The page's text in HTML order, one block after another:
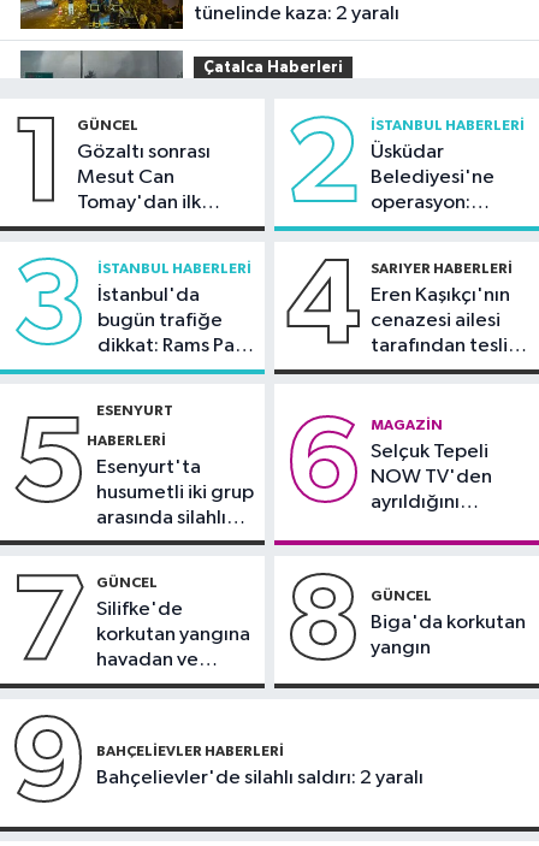
tünelinde kaza: 2 yaralı
Çatalca Haberleri
dorsesi yandı; alevler tarım arazisine
sıçradı
güçlendirecek"
20:28
Ünal, yarı finalde
için geri sayım başladı
1 GÜNCEL
Gözaltı sonrası
Mesut Can
Tomay'dan ilk
açıklama
2 İSTANBUL HABERLERI
Üsküdar
Belediyesi'ne
operasyon:
Sinem Dedetaş'a
3 İSTANBUL HABERLERI
İstanbul'da
bugün trafiğe
dikkat: Rams Park
çevresinde bazı
4 SARIYER HABERLERI
Eren Kaşıkçı'nın
cenazesi ailesi
tarafından teslim
alındı
5 ESENYURT
HABERLERI
Esenyurt'ta
husumetli iki grup
arasında silahlı
kavga
6 MAGAZIN
Selçuk Tepeli
NOW TV'den
ayrıldığını
7 GÜNCEL
Silifke'de
korkutan yangına
havadan ve
karadan
8 GÜNCEL
Biga'da korkutan
yangın
9 BAHÇELIEVLER HABERLERI
Bahçelievler'de silahlı saldırı: 2 yaralı